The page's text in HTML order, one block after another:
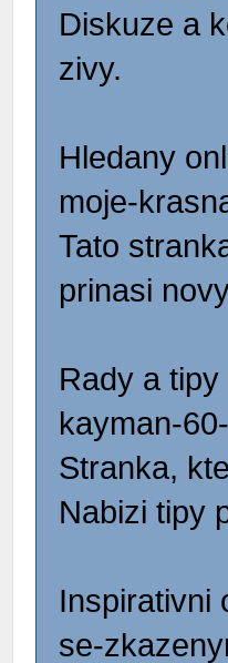
Diskuze a
zivy.
Hledany
moje-
Tato
prinasi
Rady a
kayman-
Stranka,
Nabizi tipy
Inspirativni
se-